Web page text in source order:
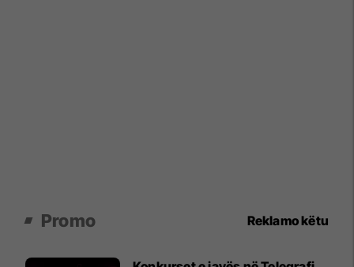
Promo Reklamo këtu